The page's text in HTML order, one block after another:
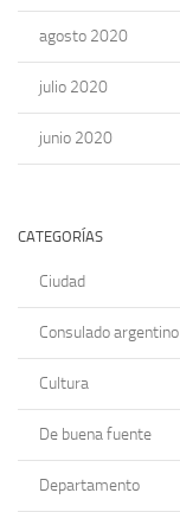
agosto 2020
julio 2020
junio 2020
CATEGORÍAS
Ciudad
Consulado argentino
Cultura
De buena fuente
Departamento